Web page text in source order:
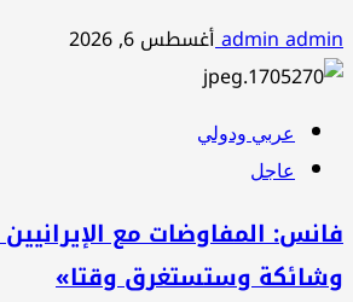
admin adminأغسطس 6, 2026
عربي ودولي
عاجل
فانس: المفاوضات مع
وشائكة وستستغرق وقتا»